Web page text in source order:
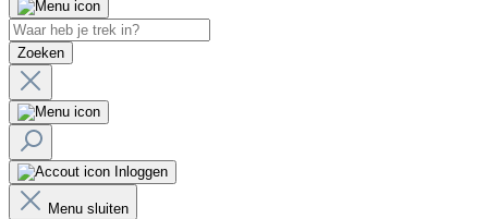
Zoeken
Inloggen
Menu sluiten